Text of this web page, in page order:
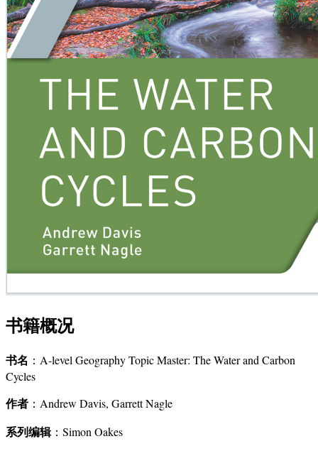
书籍概况
书名 ：A-level Geography Topic Master: The Water and Carbon
Cycles
作者 ：Andrew Davis, Garrett Nagle
系列编辑：Simon Oakes